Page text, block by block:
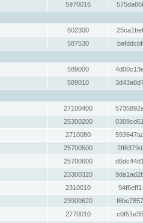
5970016
502300
587530
589000
589010
27100400
25300200
2710080
25700500
25700600
23300320
2310010
23900620
2770010